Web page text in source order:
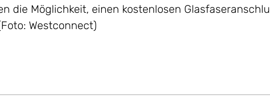
die Möglichkeit, einen kostenlosen
Westconnect)